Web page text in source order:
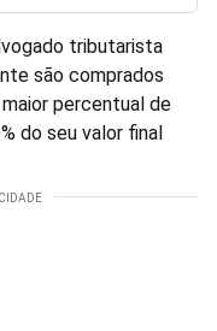
tributarista
são comprados
percentual de
do seu valor final